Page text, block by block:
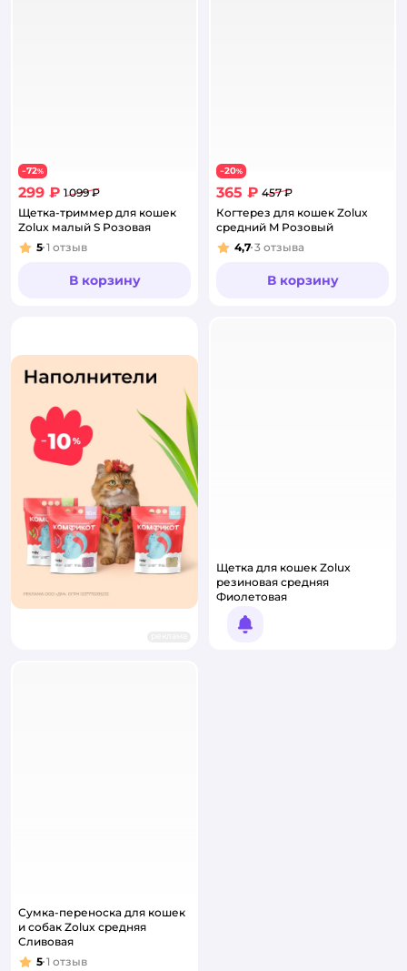
−72%
299 ₽ 1 099 ₽
Щетка-триммер для кошек
Zolux малый S Розовая
Рейтинг:
5 1 отзыв
В корзину
−20%
365 ₽ 457 ₽
Когтерез для кошек Zolux
средний M Розовый
Рейтинг:
4,7 3 отзыва
В корзину
Щетка для кошек Zolux
резиновая средняя
Фиолетовая
Уведомить о появлении
Сумка-переноска для кошек
и собак Zolux средняя
Сливовая
5 1 отзыв